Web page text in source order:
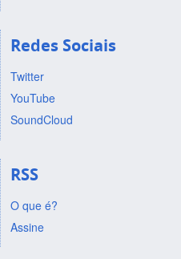
Redes Sociais
Twitter
YouTube
SoundCloud
RSS
O que é?
Assine